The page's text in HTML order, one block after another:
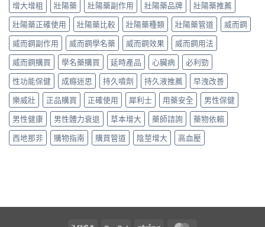
增大增粗
壯陽藥 壯陽藥副作用 壯陽藥品牌
壯陽藥推薦
壯陽藥正確使用
壯陽藥比較 壯陽藥種類 壯陽藥管道
威而鋼
威而鋼副作用
威而鋼學名藥 威而鋼效果
威而鋼用法
威而鋼購買
學名藥購買 延時產品 心臟病
必利勁
性功能保健
成癮迷思 持久噴劑 持久液推薦
早洩改善
樂威壯
正品購買 正確使用 犀利士 用藥安全
男性保健
男性健康
男性體力衰退 草本增大 藥師諮詢
藥物依賴
西地那非
購物指南 購買管道 陰莖增大 高血壓